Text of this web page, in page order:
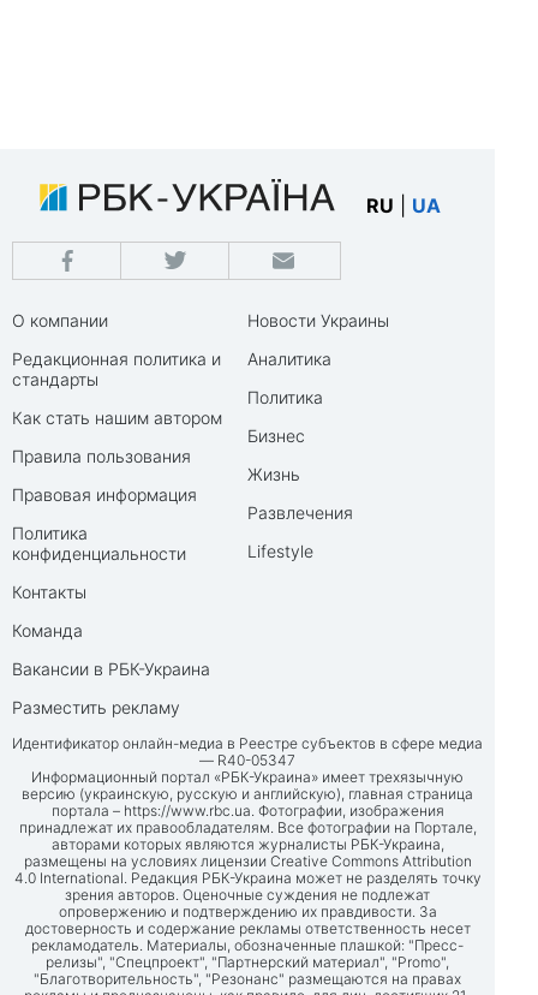
RU UA
О компании
Редакционная политика и
стандарты
Как стать нашим автором
Правила пользования
Правовая информация
Политика
конфиденциальности
Контакты
Команда
Вакансии в РБК-Украина
Разместить рекламу
Новости Украины
Аналитика
Политика
Бизнес
Жизнь
Развлечения
Lifestyle
Идентификатор онлайн-медиа в Реестре субъектов в сфере медиа
— R40-05347
Информационный портал «РБК-Украина» имеет трехязычную
версию (украинскую, русскую и английскую), главная страница
портала – https://www.rbc.ua. Фотографии, изображения
принадлежат их правообладателям. Все фотографии на Портале,
авторами которых являются журналисты РБК-Украина,
размещены на условиях лицензии Creative Commons Attribution
4.0 International. Редакция РБК-Украина может не разделять точку
зрения авторов. Оценочные суждения не подлежат
опровержению и подтверждению их правдивости. За
достоверность и содержание рекламы ответственность несет
рекламодатель. Материалы, обозначенные плашкой: "Пресс-
релизы", "Спецпроект", "Партнерский материал", "Promo",
"Благотворительность", "Резонанс" размещаются на правах